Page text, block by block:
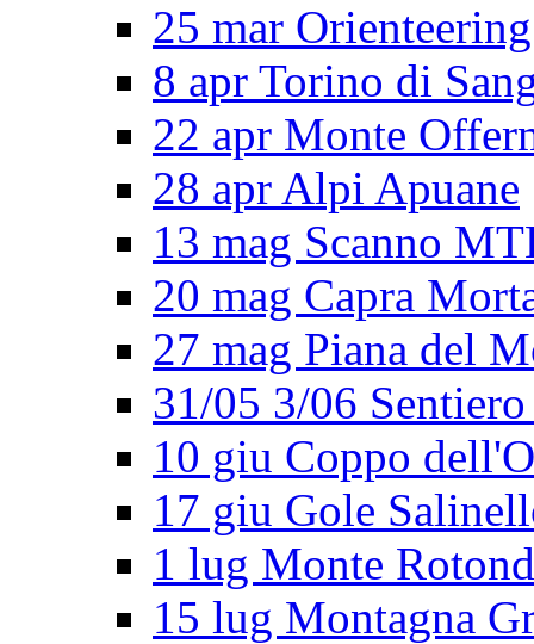
25 mar
8 apr Torino di
22 apr Monte
28 apr Alpi Apuane
13 mag Scanno
20 mag Capra
27 mag Piana del
31/05 3/06
10 giu Coppo
17 giu Gole
1 lug Monte
15 lug Montagna